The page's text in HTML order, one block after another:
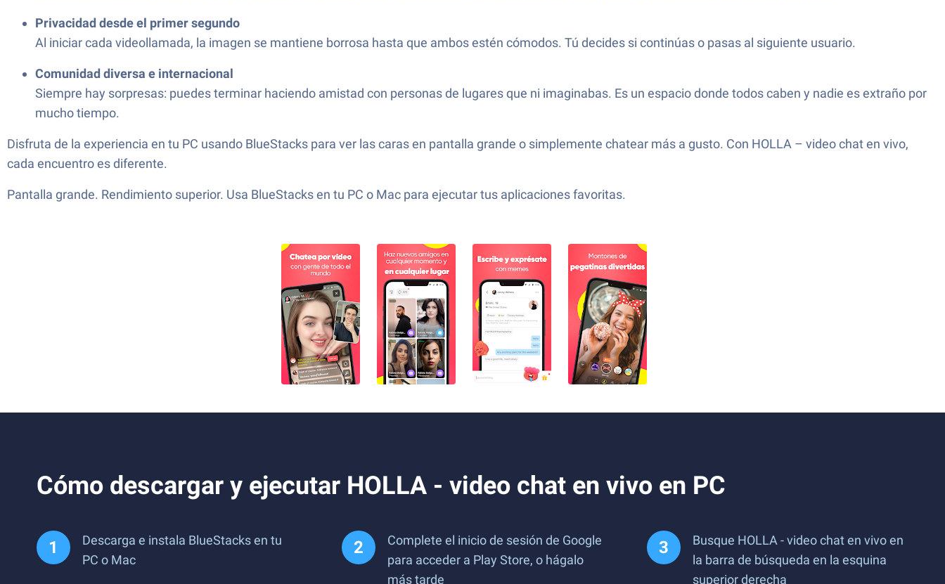
Privacidad desde el primer segundo
Al iniciar cada videollamada, la imagen se mantiene borrosa hasta que ambos estén cómodos. Tú decides si continúas o pasas al siguiente usuario.
Comunidad diversa e internacional
Siempre hay sorpresas: puedes terminar haciendo amistad con personas de lugares que ni imaginabas. Es un espacio donde todos caben y nadie es extraño por
mucho tiempo.
Disfruta de la experiencia en tu PC usando BlueStacks para ver las caras en pantalla grande o simplemente chatear más a gusto. Con HOLLA – video chat en vivo,
cada encuentro es diferente.
Pantalla grande. Rendimiento superior. Usa BlueStacks en tu PC o Mac para ejecutar tus aplicaciones favoritas.
Cómo descargar y ejecutar HOLLA - video chat en vivo en PC
Descarga e instala BlueStacks en tu
PC o Mac
Complete el inicio de sesión de Google
para acceder a Play Store, o hágalo
más tarde
Busque HOLLA - video chat en vivo en
la barra de búsqueda en la esquina
superior derecha